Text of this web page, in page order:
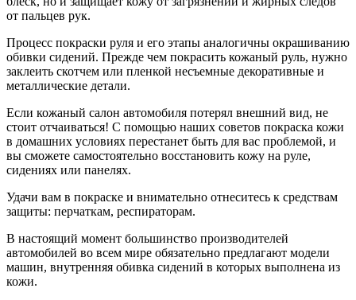
от пальцев рук.
Процесс покраски руля и его этапы аналогичны окрашиванию
обивки сидений. Прежде чем покрасить кожаный руль, нужно
заклеить скотчем или пленкой несъемные декоративные и
металлические детали.
Если кожаный салон автомобиля потерял внешний вид, не
стоит отчаиваться! С помощью наших советов покраска кожи
в домашних условиях перестанет быть для вас проблемой, и
вы сможете самостоятельно восстановить кожу на руле,
сидениях или панелях.
Удачи вам в покраске и внимательно отнеситесь к средствам
защиты: перчаткам, респираторам.
В настоящий момент большинство производителей
автомобилей во всем мире обязательно предлагают модели
машин, внутренняя обивка сидений в которых выполнена из
кожи.